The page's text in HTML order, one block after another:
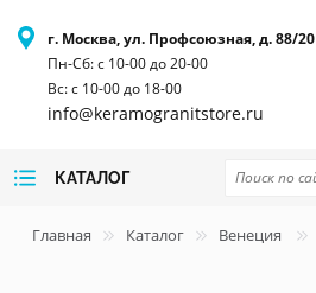
г. Москва, ул. Профсоюзная, д. 88/20
Пн-Сб: с 10-00 до 20-00
Вс: с 10-00 до 18-00
info@keramogranitstore.ru
КАТАЛОГ
Главная Каталог Венеция